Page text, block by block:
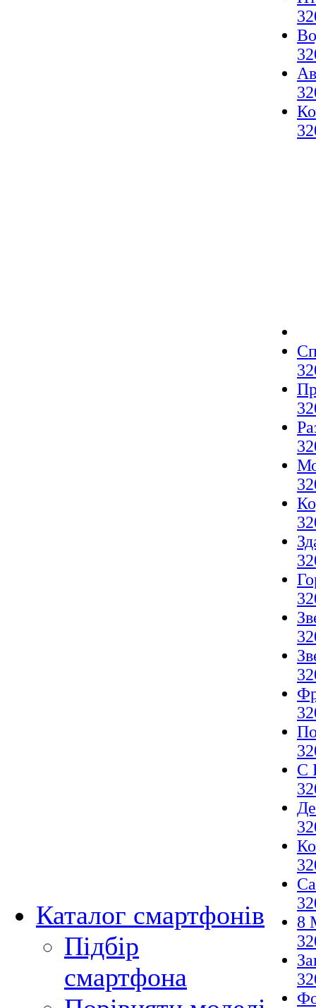
Каталог смартфонів
Підбір
смартфона
С
8